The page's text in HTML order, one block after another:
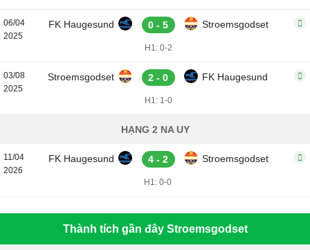
06/04
2025
FK Haugesund 0 - 5 Stroemsgodset
H1: 0-2
03/08
2025
Stroemsgodset 2 - 0 FK Haugesund
H1: 1-0
HẠNG 2 NA UY
11/04
2026
FK Haugesund 4 - 2 Stroemsgodset
H1: 0-0
Thành tích gần đây Stroemsgodset